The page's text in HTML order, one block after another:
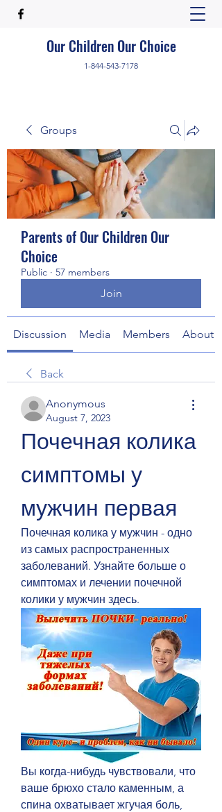
Our Children Our Choice
1-844-543-7178
Groups
Parents of Our Children Our
Choice
Public · 57 members
Join
Discussion Media Members About
Back
Anonymous
August 7, 2023
Почечная колика
симптомы у
мужчин первая
Почечная колика у мужчин - одно
из самых распространенных
заболеваний. Узнайте больше о
симптомах и лечении почечной
колики у мужчин здесь.
Вы когда-нибудь чувствовали, что
ваше брюхо стало каменным, а
спина охватывает жгучая боль,